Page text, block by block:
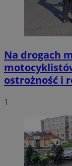
Na drogach
ostrożność i
1